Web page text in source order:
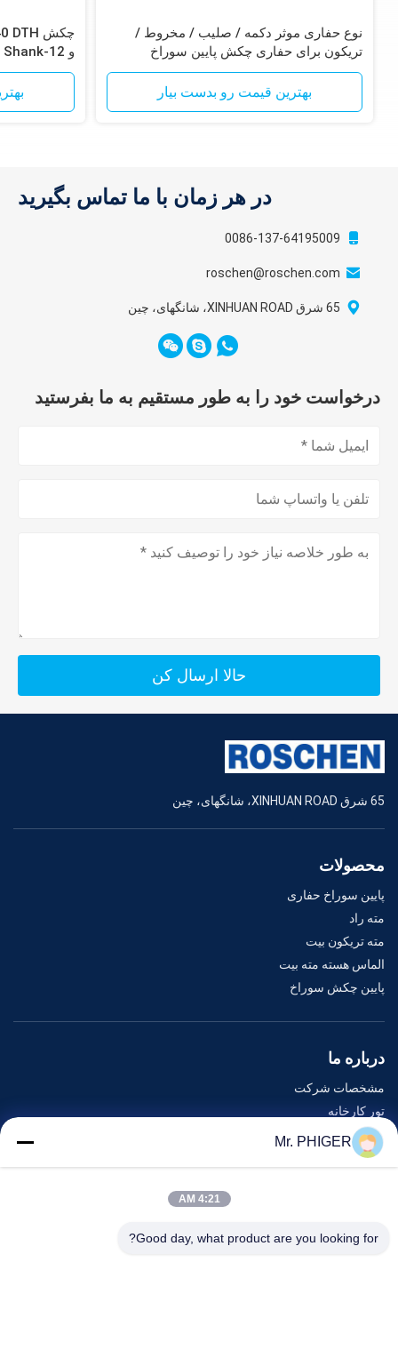
نوع حفاری موثر دکمه / صلیب / مخروط /
تریکون برای حفاری چکش پایین سوراخ
بهترین قیمت رو بدست بیار
آهن
در هر زمان با ما تماس بگیرید
0086-137-64195009
roschen@roschen.com
65 شرق XINHUAN ROAD، شانگهای، چین
درخواست خود را به طور مستقیم به ما بفرستید
حالا ارسال کن
65 شرق XINHUAN ROAD، شانگهای، چین
محصولات
پایین سوراخ حفاری
مته راد
مته تریکون بیت
الماس هسته مته بیت
پایین چکش سوراخ
درباره ما
مشخصات شرکت
تور کارخانه
کنترل کیفیت
نقشه سایت
رویدادها
Mr. PHIGER
4:21 AM
Good day, what product are you looking for?